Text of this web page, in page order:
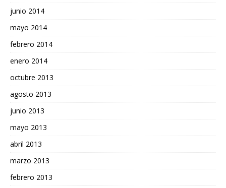
junio 2014
mayo 2014
febrero 2014
enero 2014
octubre 2013
agosto 2013
junio 2013
mayo 2013
abril 2013
marzo 2013
febrero 2013